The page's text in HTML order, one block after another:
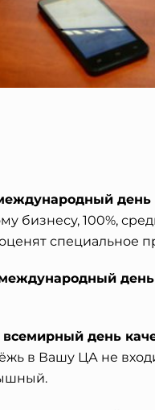
день
бизнесу, 100%,
специальное
всемирный день
в Вашу ЦА не